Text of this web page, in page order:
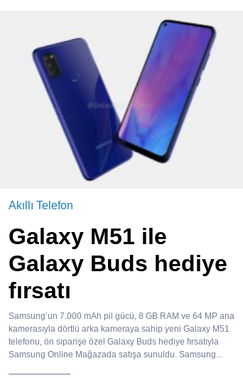
Akıllı Telefon
Galaxy M51 ile
Galaxy Buds hediye
fırsatı
Samsung’un 7.000 mAh pil gücü, 8 GB RAM ve 64 MP ana
kamerasıyla dörtlü arka kameraya sahip yeni Galaxy M51
telefonu, ön siparişe özel Galaxy Buds hediye fırsatıyla
Samsung Online Mağazada satışa sunuldu. Samsung...